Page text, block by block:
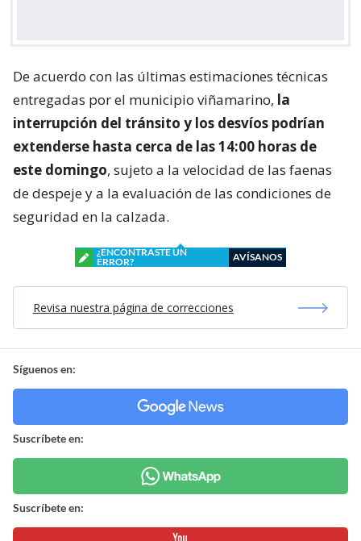
De acuerdo con las últimas estimaciones técnicas
entregadas por el municipio viñamarino, la
interrupción del tránsito y los desvíos podrían
extenderse hasta cerca de las 14:00 horas de
este domingo, sujeto a la velocidad de las faenas
de despeje y a la evaluación de las condiciones de
seguridad en la calzada.
¿ENCONTRASTE UN
ERROR?
AVÍSANOS
Revisa nuestra página de correcciones
Síguenos en:
Suscríbete en:
Suscríbete en: